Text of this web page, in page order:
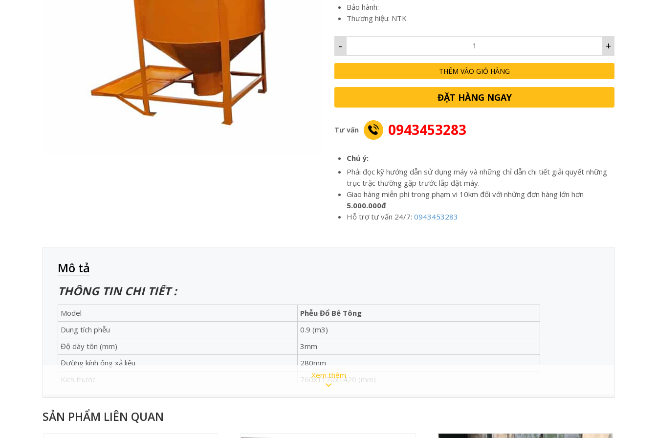
Bảo hành:
Thương hiệu: NTK
+
-
THÊM VÀO GIỎ HÀNG
ĐẶT HÀNG NGAY
Tư vấn 0943453283
Chú ý:
Phải đọc kỹ hướng dẫn sử dụng máy và những chỉ dẫn chi tiết giải quyết những
trục trặc thường gặp trước lắp đặt máy.
Giao hàng miễn phí trong phạm vi 10km đối với những đơn hàng lớn hơn
5.000.000đ
Hỗ trợ tư vấn 24/7: 0943453283
Mô tả
THÔNG TIN CHI TIẾT :
Model
Phễu Đổ Bê Tông
Dung tích phễu
0.9 (m3)
Độ dày tôn (mm)
3mm
Đường kính ống xả liệu
280mm
Kích thước
760x1170x1420 (mm)
Xuất xứ
Việt Nam
Ứng dụng của thiết bị trong xây dựng :
Xem thêm
SẢN PHẨM LIÊN QUAN